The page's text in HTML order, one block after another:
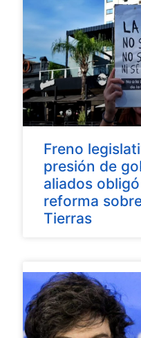
Freno
presión de
aliados
reforma
Tierras